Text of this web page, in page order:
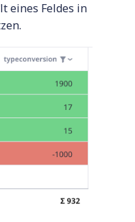
eines Feldes in